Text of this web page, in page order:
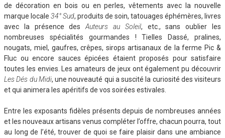
de décoration en bois ou en perles, vêtements avec la nouvelle
marque locale 34° Sud, produits de soin, tatouages éphémères, livres
avec la présence desAuteurs au Soleil, etc., sans oublier les
nombreuses spécialités gourmandes ! Tielles Dassé, pralines,
nougats, miel, gaufres, crêpes, sirops artisanaux de la ferme Pic &
Fluc ou encore sauces épicées étaient proposés pour satisfaire
toutes les envies. Les amateurs de jeux ont également pu découvrir
Les Dés du Midi, une nouveauté qui a suscité la curiosité des visiteurs
et qui animera les apéritifs de vos soirées estivales.
Entre les exposants fidèles présents depuis de nombreuses années
et les nouveaux artisans venus compléter l’offre, chacun pourra, tout
au long de l’été, trouver de quoi se faire plaisir dans une ambiance